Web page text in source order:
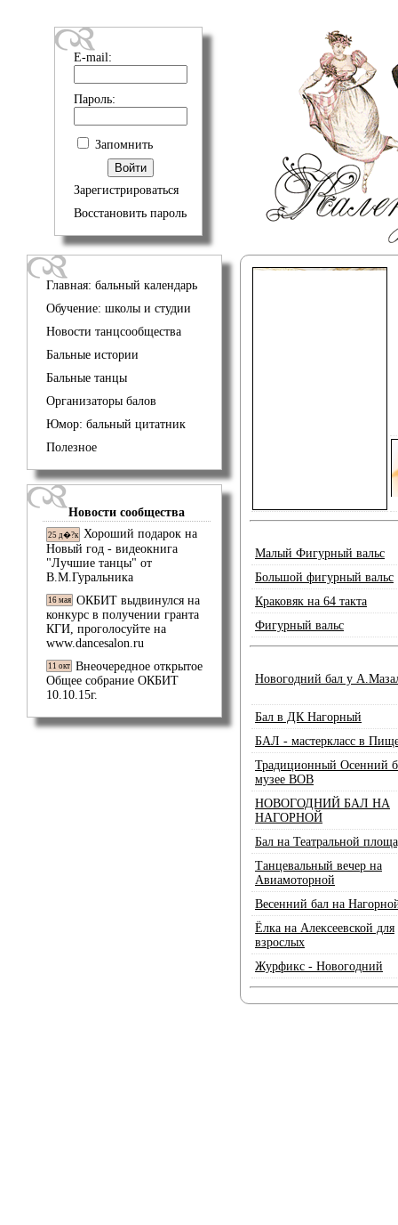
E-mail:
Пароль:
Запомнить
Зарегистрироваться
Восстановить пароль
Главная: бальный календарь
Обучение: школы и студии
Новости танцсообщества
Бальные истории
Бальные танцы
Организаторы балов
Юмор: бальный цитатник
Полезное
Новости сообщества
25 д�?к Хороший подарок на
Новый год - видеокнига
"Лучшие танцы" от
В.М.Гуральника
16 мая ОКБИТ выдвинулся на
конкурс в получении гранта
КГИ, проголосуйте на
www.dancesalon.ru
11 окт Внеочередное открытое
Общее собрание ОКБИТ
10.10.15г.
Малый Фигурный вальс
Большой фигурный вальс
Краковяк на 64 такта
Фигурный вальс
Новогодний бал у
Бал в ДК Нагорный
БАЛ - мастеркласс в
Традиционный Осенний
музее ВОВ
НОВОГОДНИЙ БАЛ НА
НАГОРНОЙ
Бал на Театральной
Танцевальный вечер на
Авиамоторной
Весенний бал на
Ёлка на Алексеевской для
взрослых
Журфикс - Новогодний